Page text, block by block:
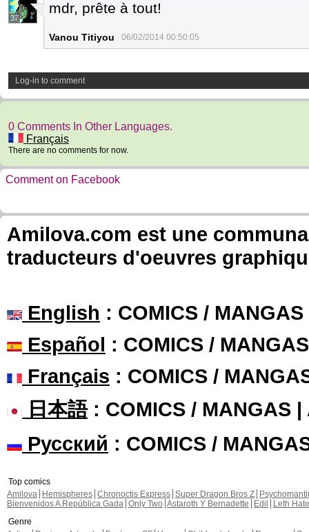
37
mdr, prête à tout!
Vanou Titiyou 06/02/2014 00:50:05
Log-in to comment
0 Comments In Other Languages.
Français
There are no comments for now.
Comment on Facebook
Amilova.com est une
traducteurs d'oeuvres
English : COMICS /
Español : COMICS /
Français : COMICS /
日本語: COMICS / MANGAS |
Русский : COMICS /
Top comics
Amilova
Hemispheres Chronoctis Express Super Dragon Bros Z
Bienvenidos A República Gada Only Two Astaroth Y Bernadette Edil
Leth Hate
Genre